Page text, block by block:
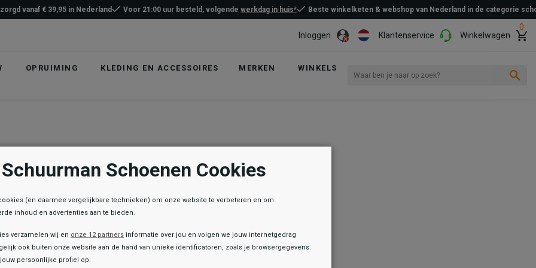
Inloggen Klantenservice
0
Winkelwagen
OPRUIMING KLEDING EN ACCESSOIRES MERKEN WINKELS
vanaf € 39,95 in Nederland Voor 21:00 uur besteld, volgende werkdag in huis* Beste winkelketen & webshop van Nederland in de categorie
Schuurman Schoenen Cookies
(en daarmee vergelijkbare technieken) om onze website te verbeteren en om
inhoud en advertenties aan te bieden.
verzamelen wij en onze 12 partners informatie over jou en volgen we jouw internetgedrag
ook buiten onze website aan de hand van unieke identificatoren, zoals je browsergegevens.
persoonlijke profiel op.